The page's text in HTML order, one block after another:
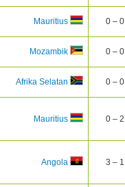
Mauritius 0 – 0
Mozambik 0 – 0
Afrika Selatan 0 – 0
Mauritius 0 – 2
Angola 3 – 1